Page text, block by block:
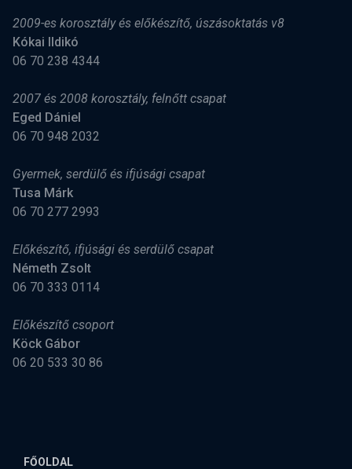
2009-es korosztály és előkészítő, úszásoktatás v8
Kókai Ildikó
06 70 238 4344
2007 és 2008 korosztály, felnőtt csapat
Eged Dániel
06 70 948 2032
Gyermek, serdülő és ifjúsági csapat
Tusa Márk
06 70 277 2993
Előkészítő, ifjúsági és serdülő csapat
Németh Zsolt
06 70 333 0114
Előkészítő csoport
Köck Gábor
06 20 533 30 86
FŐOLDAL